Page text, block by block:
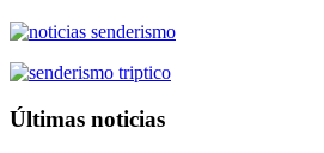
Últimas noticias